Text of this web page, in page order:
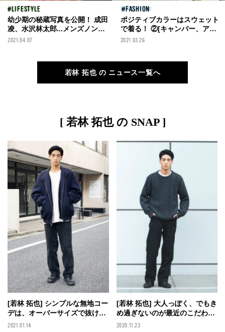
LIFESTYLE
幼少期の秘蔵写真を公開！ 成田
凌、水沢林太郎...メンズノンノ
モデルの子供の頃の夢は③
2021.04.07
FASHION
ポジティブカラーはスウェット
で着る！ ②[キャンバー、アン
ユーズドetc...]
2021.03.26
若林 拓也 の ニュース一覧へ
[ 若林 拓也 の SNAP ]
[若林 拓也] シンプルな無地コー
デは、オーバーサイズで抜け感
を！
2021.01.14
[若林 拓也] 大人っぽく、でもき
め過ぎないのが最近のこだわり
です！
2020.11.23